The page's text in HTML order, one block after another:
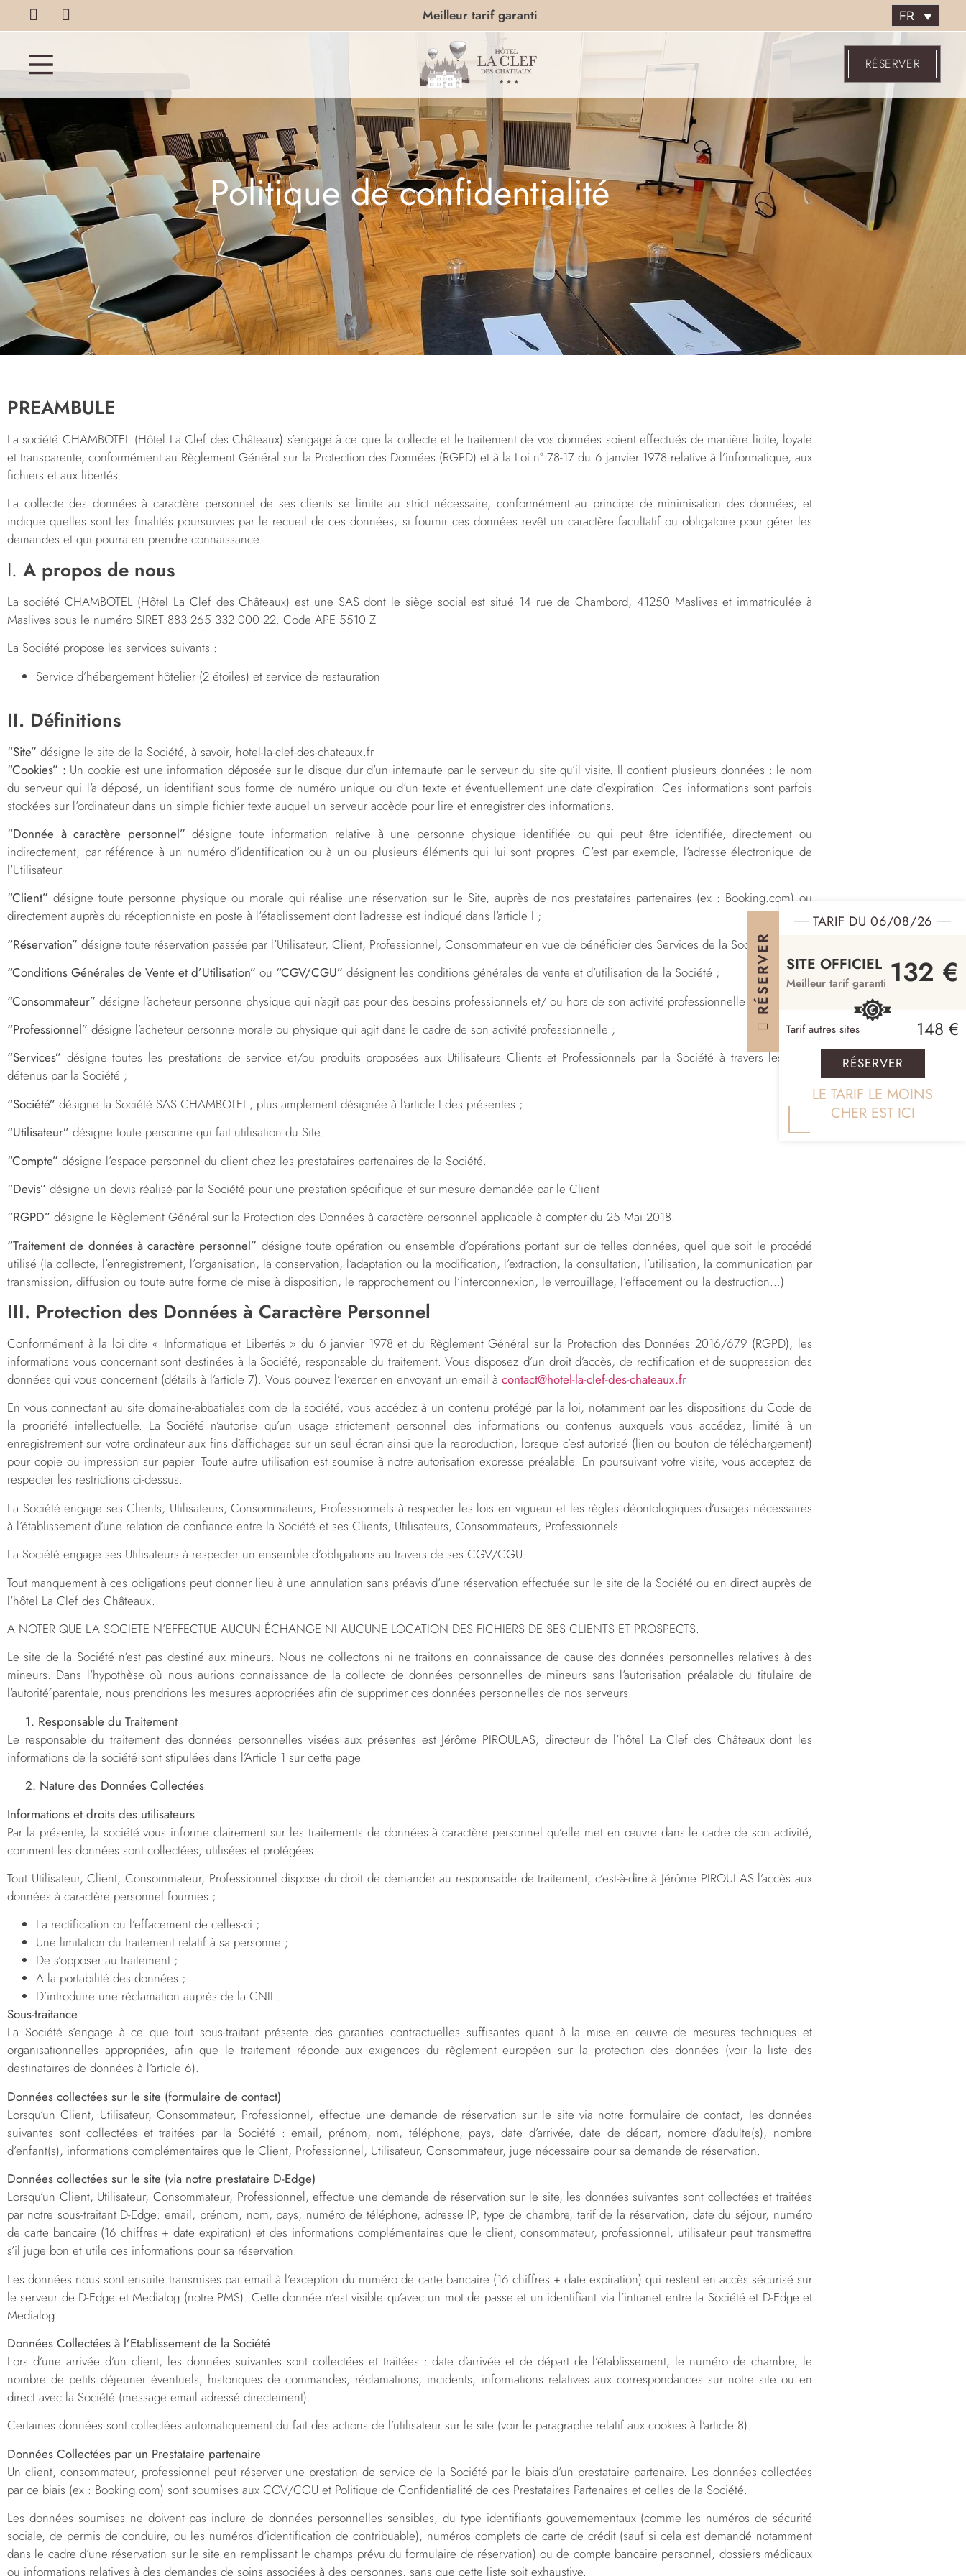
Meilleur tarif garanti FR
RÉSERVER
Politique de confidentialité
PREAMBULE
La société CHAMBOTEL (Hôtel La Clef des Châteaux) s’engage à ce que la collecte et le traitement de vos données soient effectués de manière licite, loyale
et transparente, conformément au Règlement Général sur la Protection des Données (RGPD) et à la Loi n° 78-17 du 6 janvier 1978 relative à l’informatique, aux
fichiers et aux libertés.
La collecte des données à caractère personnel de ses clients se limite au strict nécessaire, conformément au principe de minimisation des données, et
indique quelles sont les finalités poursuivies par le recueil de ces données, si fournir ces données revêt un caractère facultatif ou obligatoire pour gérer les
demandes et qui pourra en prendre connaissance.
I. A propos de nous
La société CHAMBOTEL (Hôtel La Clef des Châteaux) est une SAS dont le siège social est situé 14 rue de Chambord, 41250 Maslives et immatriculée à
Maslives sous le numéro SIRET 883 265 332 000 22. Code APE 5510 Z
La Société propose les services suivants :
Service d’hébergement hôtelier (2 étoiles) et service de restauration
II. Définitions
“Site” désigne le site de la Société, à savoir, hotel-la-clef-des-chateaux.fr
“Cookies” : Un cookie est une information déposée sur le disque dur d’un internaute par le serveur du site qu’il visite. Il contient plusieurs données : le nom
du serveur qui l’a déposé, un identifiant sous forme de numéro unique ou d’un texte et éventuellement une date d’expiration. Ces informations sont parfois
stockées sur l’ordinateur dans un simple fichier texte auquel un serveur accède pour lire et enregistrer des informations.
“Donnée à caractère personnel” désigne toute information relative à une personne physique identifiée ou qui peut être identifiée, directement ou
indirectement, par référence à un numéro d’identification ou à un ou plusieurs éléments qui lui sont propres. C’est par exemple, l’adresse électronique de
l’Utilisateur.
“Client” désigne toute personne physique ou morale qui réalise une réservation sur le Site, auprès de nos prestataires partenaires (ex : Booking.com) ou
directement auprès du réceptionniste en poste à l’établissement dont l’adresse est indiqué dans l’article I ;
“Réservation” désigne toute réservation passée par l’Utilisateur, Client, Professionnel, Consommateur en vue de bénéficier des Services de la Société ;
“Conditions Générales de Vente et d’Utilisation” ou “CGV/CGU” désignent les conditions générales de vente et d’utilisation de la Société ;
“Consommateur” désigne l’acheteur personne physique qui n’agit pas pour des besoins professionnels et/ ou hors de son activité professionnelle ;
“Professionnel” désigne l’acheteur personne morale ou physique qui agit dans le cadre de son activité professionnelle ;
“Services” désigne toutes les prestations de service et/ou produits proposées aux Utilisateurs Clients et Professionnels par la Société à travers les Sites
détenus par la Société ;
“Société” désigne la Société SAS CHAMBOTEL, plus amplement désignée à l’article I des présentes ;
“Utilisateur” désigne toute personne qui fait utilisation du Site.
“Compte” désigne l’espace personnel du client chez les prestataires partenaires de la Société.
“Devis” désigne un devis réalisé par la Société pour une prestation spécifique et sur mesure demandée par le Client
“RGPD” désigne le Règlement Général sur la Protection des Données à caractère personnel applicable à compter du 25 Mai 2018.
“Traitement de données à caractère personnel” désigne toute opération ou ensemble d’opérations portant sur de telles données, quel que soit le procédé
utilisé (la collecte, l’enregistrement, l’organisation, la conservation, l’adaptation ou la modification, l’extraction, la consultation, l’utilisation, la communication par
transmission, diffusion ou toute autre forme de mise à disposition, le rapprochement ou l’interconnexion, le verrouillage, l’effacement ou la destruction…)
III. Protection des Données à Caractère Personnel
Conformément à la loi dite « Informatique et Libertés » du 6 janvier 1978 et du Règlement Général sur la Protection des Données 2016/679 (RGPD), les
informations vous concernant sont destinées à la Société, responsable du traitement. Vous disposez d’un droit d’accès, de rectification et de suppression des
données qui vous concernent (détails à l’article 7). Vous pouvez l’exercer en envoyant un email à contact@hotel-la-clef-des-chateaux.fr
En vous connectant au site domaine-abbatiales.com de la société, vous accédez à un contenu protégé par la loi, notamment par les dispositions du Code de
la propriété intellectuelle. La Société n’autorise qu’un usage strictement personnel des informations ou contenus auxquels vous accédez, limité à un
enregistrement sur votre ordinateur aux fins d’affichages sur un seul écran ainsi que la reproduction, lorsque c’est autorisé (lien ou bouton de téléchargement)
pour copie ou impression sur papier. Toute autre utilisation est soumise à notre autorisation expresse préalable. En poursuivant votre visite, vous acceptez de
respecter les restrictions ci-dessus.
La Société engage ses Clients, Utilisateurs, Consommateurs, Professionnels à respecter les lois en vigueur et les règles déontologiques d’usages nécessaires
à l’établissement d’une relation de confiance entre la Société et ses Clients, Utilisateurs, Consommateurs, Professionnels.
La Société engage ses Utilisateurs à respecter un ensemble d’obligations au travers de ses CGV/CGU.
Tout manquement à ces obligations peut donner lieu à une annulation sans préavis d’une réservation effectuée sur le site de la Société ou en direct auprès de
l’hôtel La Clef des Châteaux.
A NOTER QUE LA SOCIETE N’EFFECTUE AUCUN ÉCHANGE NI AUCUNE LOCATION DES FICHIERS DE SES CLIENTS ET PROSPECTS.
Le site de la Société n‘est pas destiné aux mineurs. Nous ne collectons ni ne traitons en connaissance de cause des données personnelles relatives à des
mineurs. Dans l’hypothèse où nous aurions connaissance de la collecte de données personnelles de mineurs sans l’autorisation préalable du titulaire de
l’autorité́ parentale, nous prendrions les mesures appropriées afin de supprimer ces données personnelles de nos serveurs.
1. Responsable du Traitement
Le responsable du traitement des données personnelles visées aux présentes est Jérôme PIROULAS, directeur de l’hôtel La Clef des Châteaux dont les
informations de la société sont stipulées dans l’Article 1 sur cette page.
2. Nature des Données Collectées
Informations et droits des utilisateurs
Par la présente, la société vous informe clairement sur les traitements de données à caractère personnel qu’elle met en œuvre dans le cadre de son activité,
comment les données sont collectées, utilisées et protégées.
Tout Utilisateur, Client, Consommateur, Professionnel dispose du droit de demander au responsable de traitement, c’est-à-dire à Jérôme PIROULAS l’accès aux
données à caractère personnel fournies ;
La rectification ou l’effacement de celles-ci ;
Une limitation du traitement relatif à sa personne ;
De s’opposer au traitement ;
A la portabilité des données ;
D’introduire une réclamation auprès de la CNIL.
Sous-traitance
La Société s’engage à ce que tout sous-traitant présente des garanties contractuelles suffisantes quant à la mise en œuvre de mesures techniques et
organisationnelles appropriées, afin que le traitement réponde aux exigences du règlement européen sur la protection des données (voir la liste des
destinataires de données à l’article 6).
Données collectées sur le site (formulaire de contact)
Lorsqu’un Client, Utilisateur, Consommateur, Professionnel, effectue une demande de réservation sur le site via notre formulaire de contact, les données
suivantes sont collectées et traitées par la Société : email, prénom, nom, téléphone, pays, date d’arrivée, date de départ, nombre d’adulte(s), nombre
d’enfant(s), informations complémentaires que le Client, Professionnel, Utilisateur, Consommateur, juge nécessaire pour sa demande de réservation.
Données collectées sur le site (via notre prestataire D-Edge)
Lorsqu’un Client, Utilisateur, Consommateur, Professionnel, effectue une demande de réservation sur le site, les données suivantes sont collectées et traitées
par notre sous-traitant D-Edge: email, prénom, nom, pays, numéro de téléphone, adresse IP, type de chambre, tarif de la réservation, date du séjour, numéro
de carte bancaire (16 chiffres + date expiration) et des informations complémentaires que le client, consommateur, professionnel, utilisateur peut transmettre
s’il juge bon et utile ces informations pour sa réservation.
Les données nous sont ensuite transmises par email à l’exception du numéro de carte bancaire (16 chiffres + date expiration) qui restent en accès sécurisé sur
le serveur de D-Edge et Medialog (notre PMS). Cette donnée n’est visible qu’avec un mot de passe et un identifiant via l’intranet entre la Société et D-Edge et
Medialog
Données Collectées à l’Etablissement de la Société
Lors d’une arrivée d’un client, les données suivantes sont collectées et traitées : date d’arrivée et de départ de l’établissement, le numéro de chambre, le
nombre de petits déjeuner éventuels, historiques de commandes, réclamations, incidents, informations relatives aux correspondances sur notre site ou en
direct avec la Société (message email adressé directement).
Certaines données sont collectées automatiquement du fait des actions de l’utilisateur sur le site (voir le paragraphe relatif aux cookies à l’article 8).
Données Collectées par un Prestataire partenaire
Un client, consommateur, professionnel peut réserver une prestation de service de la Société par le biais d’un prestataire partenaire. Les données collectées
par ce biais (ex : Booking.com) sont soumises aux CGV/CGU et Politique de Confidentialité de ces Prestataires Partenaires et celles de la Société.
Les données soumises ne doivent pas inclure de données personnelles sensibles, du type identifiants gouvernementaux (comme les numéros de sécurité
sociale, de permis de conduire, ou les numéros d’identification de contribuable), numéros complets de carte de crédit (sauf si cela est demandé notamment
dans le cadre d’une réservation sur le site en remplissant le champs prévu du formulaire de réservation) ou de compte bancaire personnel, dossiers médicaux
ou informations relatives à des demandes de soins associées à des personnes, sans que cette liste soit exhaustive.
RÉSERVER
TARIF DU 06/08/26
SITE OFFICIEL
Meilleur tarif garanti 132 €
Tarif autres sites 148 €
RÉSERVER
LE TARIF LE MOINS
CHER EST ICI